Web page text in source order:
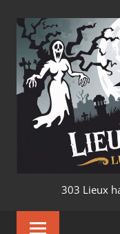
contenu
303 Lieux